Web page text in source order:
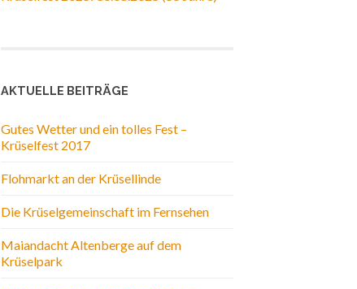
AKTUELLE BEITRÄGE
Gutes Wetter und ein tolles Fest –
Krüselfest 2017
Flohmarkt an der Krüsellinde
Die Krüselgemeinschaft im Fernsehen
Maiandacht Altenberge auf dem
Krüselpark